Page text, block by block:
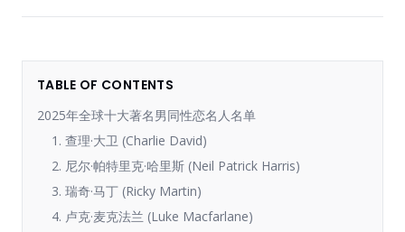
TABLE OF CONTENTS
2025年全球十大著名男同性恋名人名单
1. 查理·大卫 (Charlie David)
2. 尼尔·帕特里克·哈里斯 (Neil Patrick Harris)
3. 瑞奇·马丁 (Ricky Martin)
4. 卢克·麦克法兰 (Luke Macfarlane)